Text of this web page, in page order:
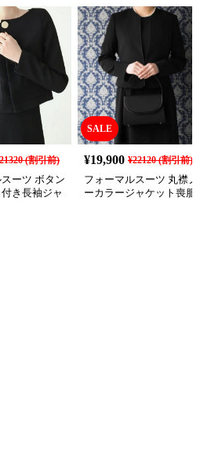
21320(割引前)
ーツ ボタン
き長袖ジャ
SALE
¥19,900 ¥22120(割引前)
フォーマルスーツ 丸襟ノ
ーカラージャケット喪服